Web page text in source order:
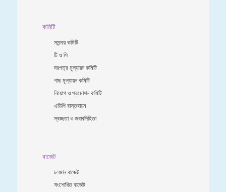
কমিটি
সমন্ময় কমিটি
টি ও সি
দরপত্র মূল্যায়ন কমিটি
গাছ মূল্যায়ন কমিটি
নিয়োগ ও প্রমোশন কমিটি
এডিপি বাস্তবায়ন
স্বচ্ছতা ও জবাবদিহিতা
বাজেট
চলমান বাজেট
সংশোধিত বাজেট